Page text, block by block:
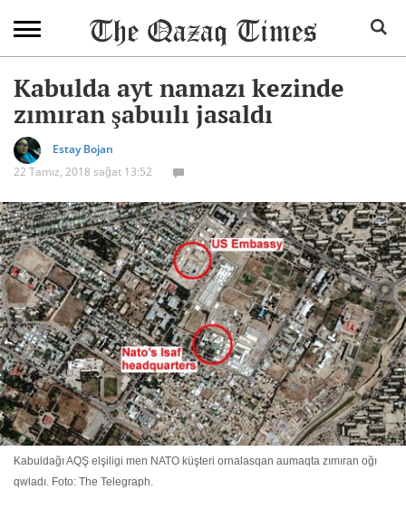
Kabulda ayt namazı kezinde
zımıran şabuılı jasaldı
Estay Bojan
22 Tamız, 2018 sağat 13:52
Kabuldağı AQŞ elşiligi men NATO küşteri ornalasqan aumaqta zımıran oğı
qwladı. Foto: The Telegraph.